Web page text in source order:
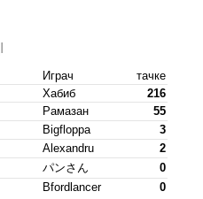
Играч
тачке
Хабиб
216
Рамазан
55
Bigfloppa
3
Alexandru
2
パンさん
0
Bfordlancer 0